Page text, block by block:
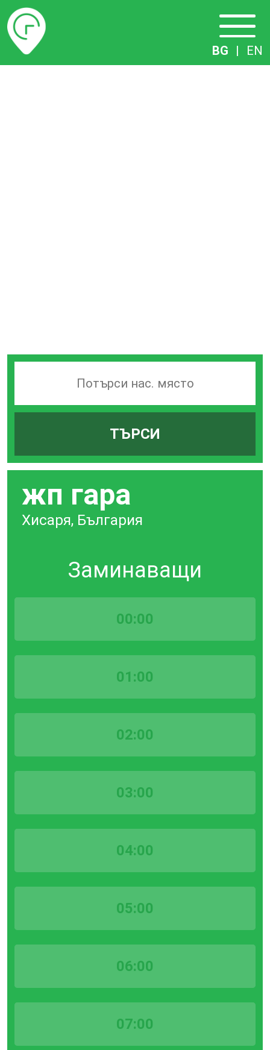
Разписание
BG | EN
на
ТЪРСИ
жп гара
Хисаря, България
Заминаващи
00:00
01:00
02:00
03:00
04:00
05:00
06:00
07:00